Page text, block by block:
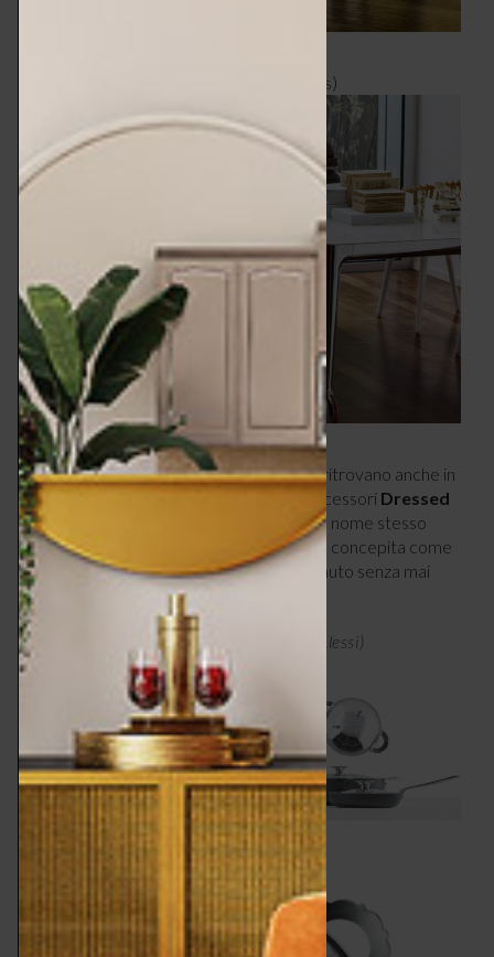
Cyborg Club, 2012, Magis (photo © Magis)
L’ornamento e l’amore per le textures si ritrovano anche in
oggetti insoliti, come il set di pentole e accessori Dressed
per Alessi
. Il raffinato decoro a rilievo e il nome stesso
della collezione indicano una decorazione concepita come
un bel vestito, utile a far risaltare il contenuto senza mai
avere il sopravvento.
Servizio Dressed, 2011, Alessi ( Alessi)
Servizio Dressed, 2011, Alessi